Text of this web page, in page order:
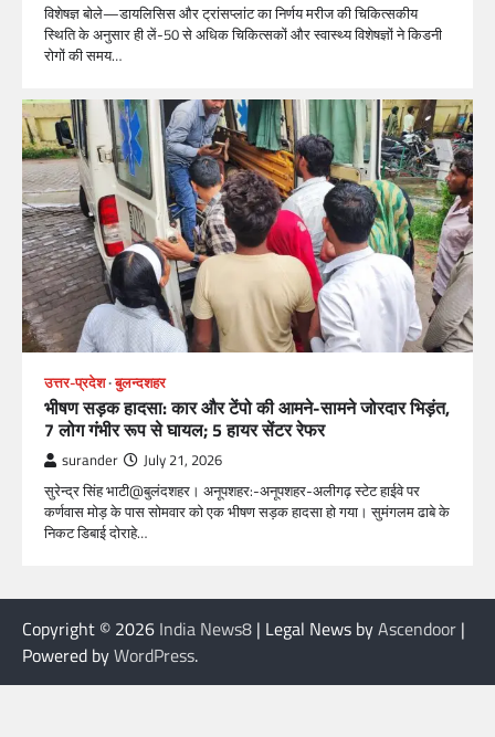
विशेषज्ञ बोले—डायलिसिस और ट्रांसप्लांट का निर्णय मरीज की चिकित्सकीय
स्थिति के अनुसार ही लें-50 से अधिक चिकित्सकों और स्वास्थ्य विशेषज्ञों ने किडनी
रोगों की समय…
उत्तर-प्रदेश बुलन्दशहर
भीषण सड़क हादसा: कार और टेंपो की आमने-सामने जोरदार भिड़ंत,
7 लोग गंभीर रूप से घायल; 5 हायर सेंटर रेफर​
surander July 21, 2026
सुरेन्द्र सिंह भाटी@बुलंदशहर। अनूपशहर:-अनूपशहर-अलीगढ़ स्टेट हाईवे पर
कर्णवास मोड़ के पास सोमवार को एक भीषण सड़क हादसा हो गया। सुमंगलम ढाबे के
निकट डिबाई दोराहे…
Copyright © 2026 India News8 | Legal News byAscendoor |
Powered byWordPress.